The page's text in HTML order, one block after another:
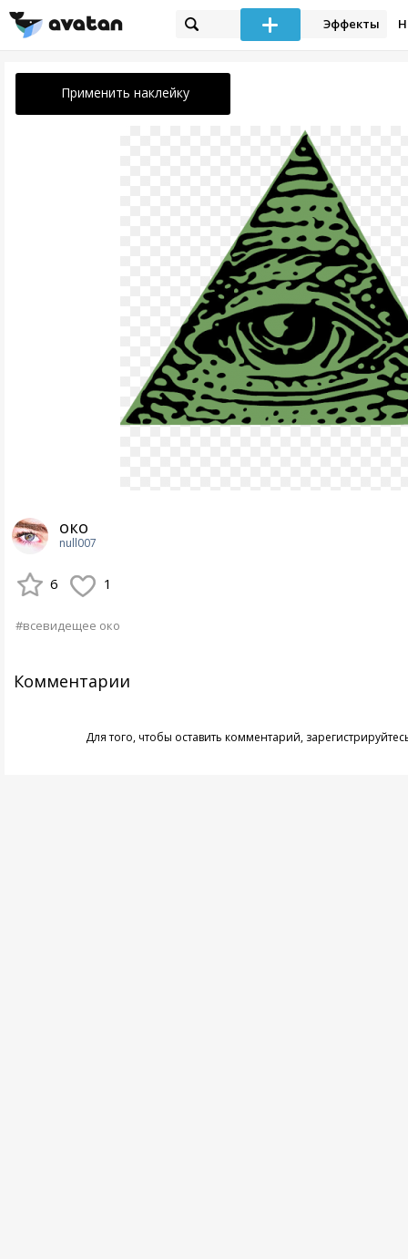
Эффекты
Применить наклейку
око
null007
6 1
#всевидещее око
Комментарии
Для того, чтобы оставить комментарий,